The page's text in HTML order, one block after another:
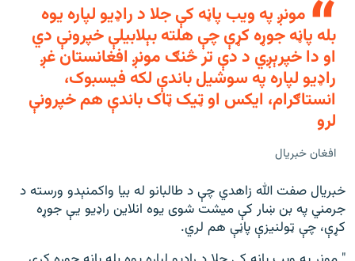
مونږ په ویب پاڼه کې جلا د راډیو لپاره یوه
بله پاڼه جوړه کړې چې هلته بېلابیلې خپرونې دي
او دا خپرېږي د دې تر څنګ مونږ افغانستان غږ
راډیو لپاره په سوشیل باندې لکه فیسبوک،
انستاګرام، ایکس او ټیک ټاک باندې هم خپرونې
لرو
افغان خبریال
خبریال صفت الله زاهدي چې د طالبانو له بیا واکمنېدو ورسته د
جرمني په بن ښار کې میشت شوی یوه انلاین راډیو یې جوړه
کړې، چې ټولنیزې پاڼې هم لري.